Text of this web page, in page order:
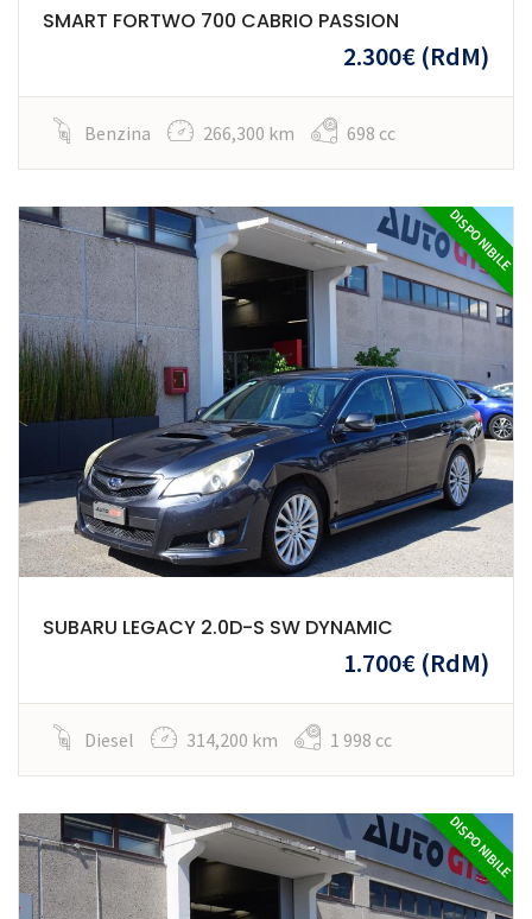
SMART FORTWO 700 CABRIO PASSION
2.300€ (RdM)
Benzina 266,300 km 698 cc
DISPONIBILE
SUBARU LEGACY 2.0D-S SW DYNAMIC
1.700€ (RdM)
Diesel 314,200 km 1 998 cc
DISPONIBILE